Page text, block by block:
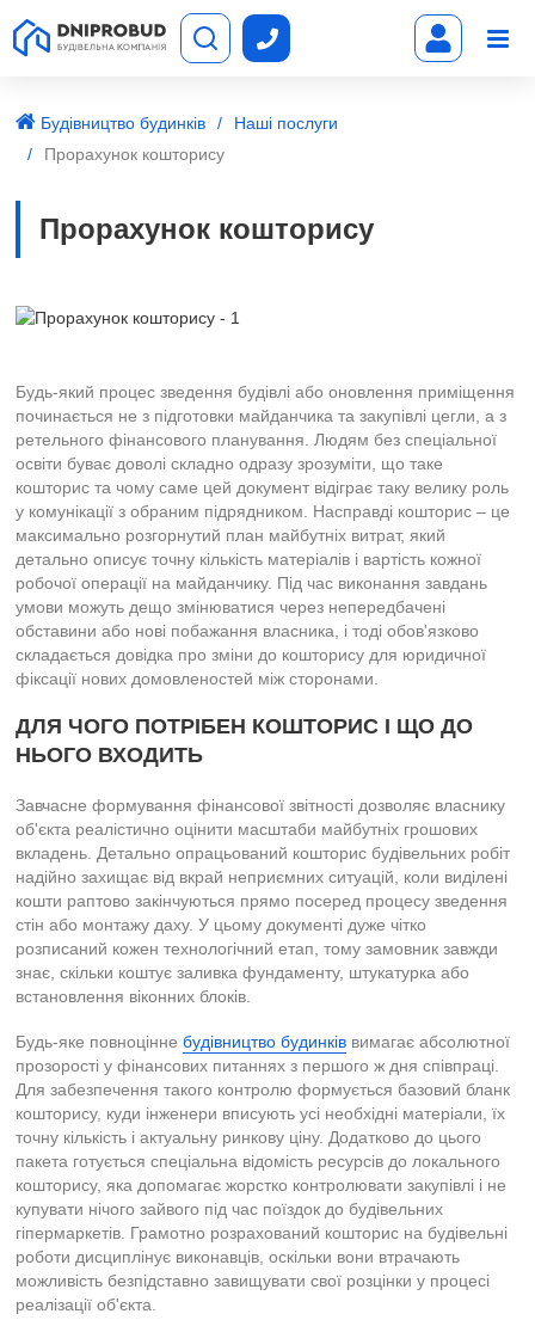
Будівництво будинків
Наші послуги
Прорахунок кошторису
Прорахунок кошторису
Будь-який процес зведення будівлі або оновлення приміщення
починається не з підготовки майданчика та закупівлі цегли, а з
ретельного фінансового планування. Людям без спеціальної
освіти буває доволі складно одразу зрозуміти, що таке
кошторис та чому саме цей документ відіграє таку велику роль
у комунікації з обраним підрядником. Насправді кошторис – це
максимально розгорнутий план майбутніх витрат, який
детально описує точну кількість матеріалів і вартість кожної
робочої операції на майданчику. Під час виконання завдань
умови можуть дещо змінюватися через непередбачені
обставини або нові побажання власника, і тоді обов'язково
складається довідка про зміни до кошторису для юридичної
фіксації нових домовленостей між сторонами.
ДЛЯ ЧОГО ПОТРІБЕН КОШТОРИС І ЩО ДО
НЬОГО ВХОДИТЬ
Завчасне формування фінансової звітності дозволяє власнику
об'єкта реалістично оцінити масштаби майбутніх грошових
вкладень. Детально опрацьований кошторис будівельних робіт
надійно захищає від вкрай неприємних ситуацій, коли виділені
кошти раптово закінчуються прямо посеред процесу зведення
стін або монтажу даху. У цьому документі дуже чітко
розписаний кожен технологічний етап, тому замовник завжди
знає, скільки коштує заливка фундаменту, штукатурка або
встановлення віконних блоків.
Будь-яке повноцінне будівництво будинків вимагає абсолютної
прозорості у фінансових питаннях з першого ж дня співпраці.
Для забезпечення такого контролю формується базовий бланк
кошторису, куди інженери вписують усі необхідні матеріали, їх
точну кількість і актуальну ринкову ціну. Додатково до цього
пакета готується спеціальна відомість ресурсів до локального
кошторису, яка допомагає жорстко контролювати закупівлі і не
купувати нічого зайвого під час поїздок до будівельних
гіпермаркетів. Грамотно розрахований кошторис на будівельні
роботи дисциплінує виконавців, оскільки вони втрачають
можливість безпідставно завищувати свої розцінки у процесі
реалізації об'єкта.